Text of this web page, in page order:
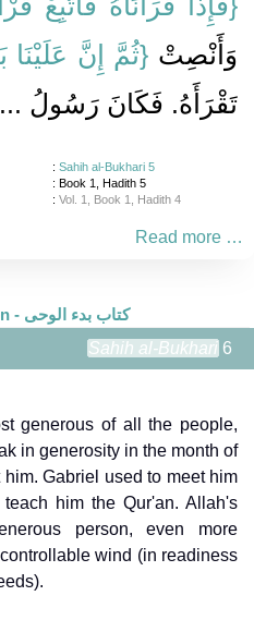
وَأَنْصِتْ ‏‏ {‏ثُمَّ إِنَّ عَلَيْنَا
تَقْرَأَهُ‏.‏ فَكَانَ رَسُولُ ...
: Sahih al-Bukhari 5
: Book 1, Hadith 5
: Vol. 1, Book 1, Hadith 4
Read more …
Revelation - كتاب بدء الوحى
Sahih al-Bukhari 6
generous of all the people,
in generosity in the month of
Gabriel used to meet him
him the Qur'an. Allah's
person, even more
wind (in readiness